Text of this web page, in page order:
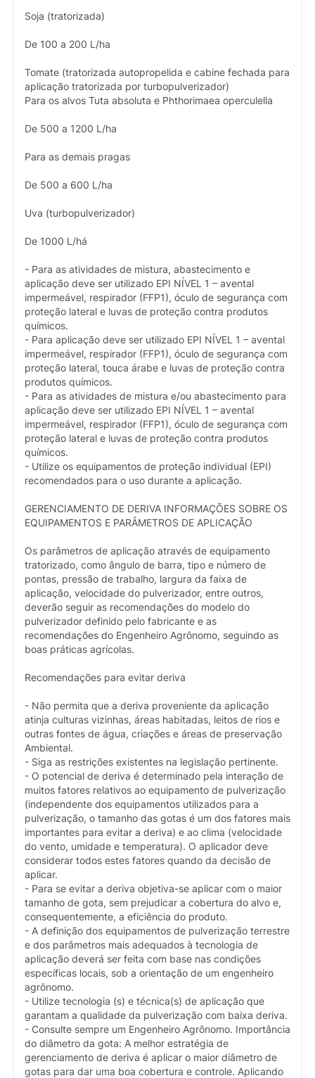
Soja (tratorizada)
De 100 a 200 L/ha
Tomate (tratorizada autopropelida e cabine fechada para
aplicação tratorizada por turbopulverizador)
Para os alvos Tuta absoluta e Phthorimaea operculella
De 500 a 1200 L/ha
Para as demais pragas
De 500 a 600 L/ha
Uva (turbopulverizador)
De 1000 L/há
- Para as atividades de mistura, abastecimento e
aplicação deve ser utilizado EPI NÍVEL 1 – avental
impermeável, respirador (FFP1), óculo de segurança com
proteção lateral e luvas de proteção contra produtos
químicos.
- Para aplicação deve ser utilizado EPI NÍVEL 1 – avental
impermeável, respirador (FFP1), óculo de segurança com
proteção lateral, touca árabe e luvas de proteção contra
produtos químicos.
- Para as atividades de mistura e/ou abastecimento para
aplicação deve ser utilizado EPI NÍVEL 1 – avental
impermeável, respirador (FFP1), óculo de segurança com
proteção lateral e luvas de proteção contra produtos
químicos.
- Utilize os equipamentos de proteção individual (EPI)
recomendados para o uso durante a aplicação.
GERENCIAMENTO DE DERIVA INFORMAÇÕES SOBRE OS
EQUIPAMENTOS E PARÂMETROS DE APLICAÇÃO
Os parâmetros de aplicação através de equipamento
tratorizado, como ângulo de barra, tipo e número de
pontas, pressão de trabalho, largura da faixa de
aplicação, velocidade do pulverizador, entre outros,
deverão seguir as recomendações do modelo do
pulverizador definido pelo fabricante e as
recomendações do Engenheiro Agrônomo, seguindo as
boas práticas agrícolas.
Recomendações para evitar deriva
- Não permita que a deriva proveniente da aplicação
atinja culturas vizinhas, áreas habitadas, leitos de rios e
outras fontes de água, criações e áreas de preservação
Ambiental.
- Siga as restrições existentes na legislação pertinente.
- O potencial de deriva é determinado pela interação de
muitos fatores relativos ao equipamento de pulverização
(independente dos equipamentos utilizados para a
pulverização, o tamanho das gotas é um dos fatores mais
importantes para evitar a deriva) e ao clima (velocidade
do vento, umidade e temperatura). O aplicador deve
considerar todos estes fatores quando da decisão de
aplicar.
- Para se evitar a deriva objetiva-se aplicar com o maior
tamanho de gota, sem prejudicar a cobertura do alvo e,
consequentemente, a eficiência do produto.
- A definição dos equipamentos de pulverização terrestre
e dos parâmetros mais adequados à tecnologia de
aplicação deverá ser feita com base nas condições
específicas locais, sob a orientação de um engenheiro
agrônomo.
- Utilize tecnologia (s) e técnica(s) de aplicação que
garantam a qualidade da pulverização com baixa deriva.
- Consulte sempre um Engenheiro Agrônomo. Importância
do diâmetro da gota: A melhor estratégia de
gerenciamento de deriva é aplicar o maior diâmetro de
gotas para dar uma boa cobertura e controle. Aplicando